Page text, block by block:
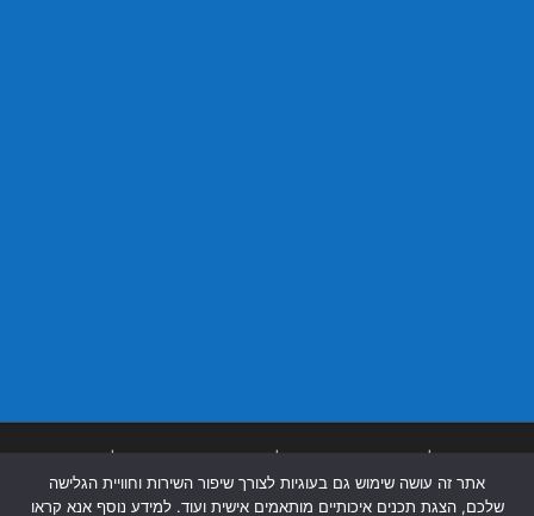
בבאר שבע |
אתר זה עושה שימוש גם בעוגיות לצורך שיפור השירות וחוויית הגלישה
שלכם, הצגת תכנים איכותיים מותאמים אישית ועוד. למידע נוסף אנא קראו